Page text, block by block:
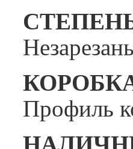
Профиль